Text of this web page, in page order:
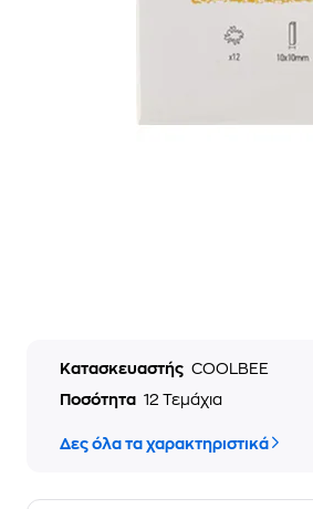
Κατασκευαστής COOLBEE
Ποσότητα 12 Τεμάχια
Δες όλα τα χαρακτηριστικά